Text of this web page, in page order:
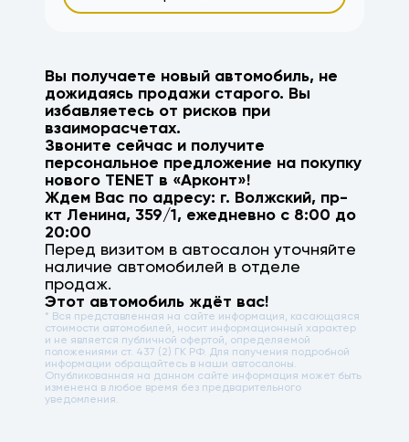
Вы получаете новый автомобиль, не
дожидаясь продажи старого. Вы
избавляетесь от рисков при
взаиморасчетах.
Звоните сейчас и получите
персональное предложение на покупку
нового TENET в «Арконт»!
Ждем Вас по адресу: г. Волжский, пр-
кт Ленина, 359/1 , ежедневно с 8:00 до
20:00
Перед визитом в автосалон уточняйте
наличие автомобилей в отделе
продаж.
Этот автомобиль ждёт вас!
* Вся представленная на сайте информация, касающаяся
стоимости автомобилей, носит информационный характер
и не является публичной офертой, определяемой
положениями ст. 437 (2) ГК РФ. Для получения подробной
информации обращайтесь в наши автосалоны.
Опубликованная на данном сайте информация может быть
изменена в любое время без предварительного
уведомления.